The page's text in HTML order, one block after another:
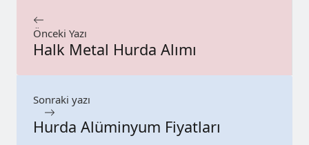
Önceki Yazı
Halk Metal Hurda Alımı
Sonraki yazı
Hurda Alüminyum Fiyatları